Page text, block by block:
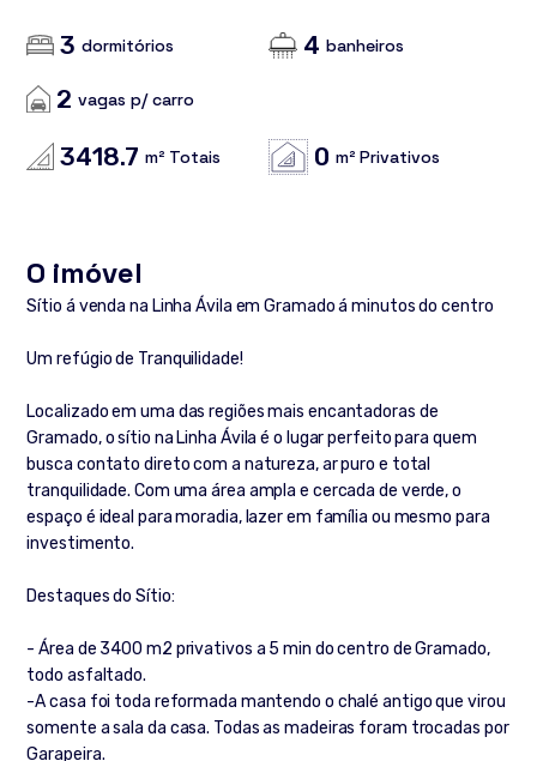
3 dormitórios 4 banheiros
2 vagas p/ carro
3418.7 m² Totais 0 m² Privativos
O imóvel
Sítio á venda na Linha Ávila em Gramado á minutos do centro
Um refúgio de Tranquilidade!
Localizado em uma das regiões mais encantadoras de
Gramado, o sítio na Linha Ávila é o lugar perfeito para quem
busca contato direto com a natureza, ar puro e total
tranquilidade. Com uma área ampla e cercada de verde, o
espaço é ideal para moradia, lazer em família ou mesmo para
investimento.
Destaques do Sítio:
- Área de 3400 m2 privativos a 5 min do centro de Gramado,
todo asfaltado.
-A casa foi toda reformada mantendo o chalé antigo que virou
somente a sala da casa. Todas as madeiras foram trocadas por
Garapeira.